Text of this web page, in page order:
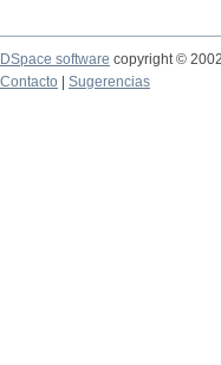
DSpace software copyright ©
Contacto
Sugerencias